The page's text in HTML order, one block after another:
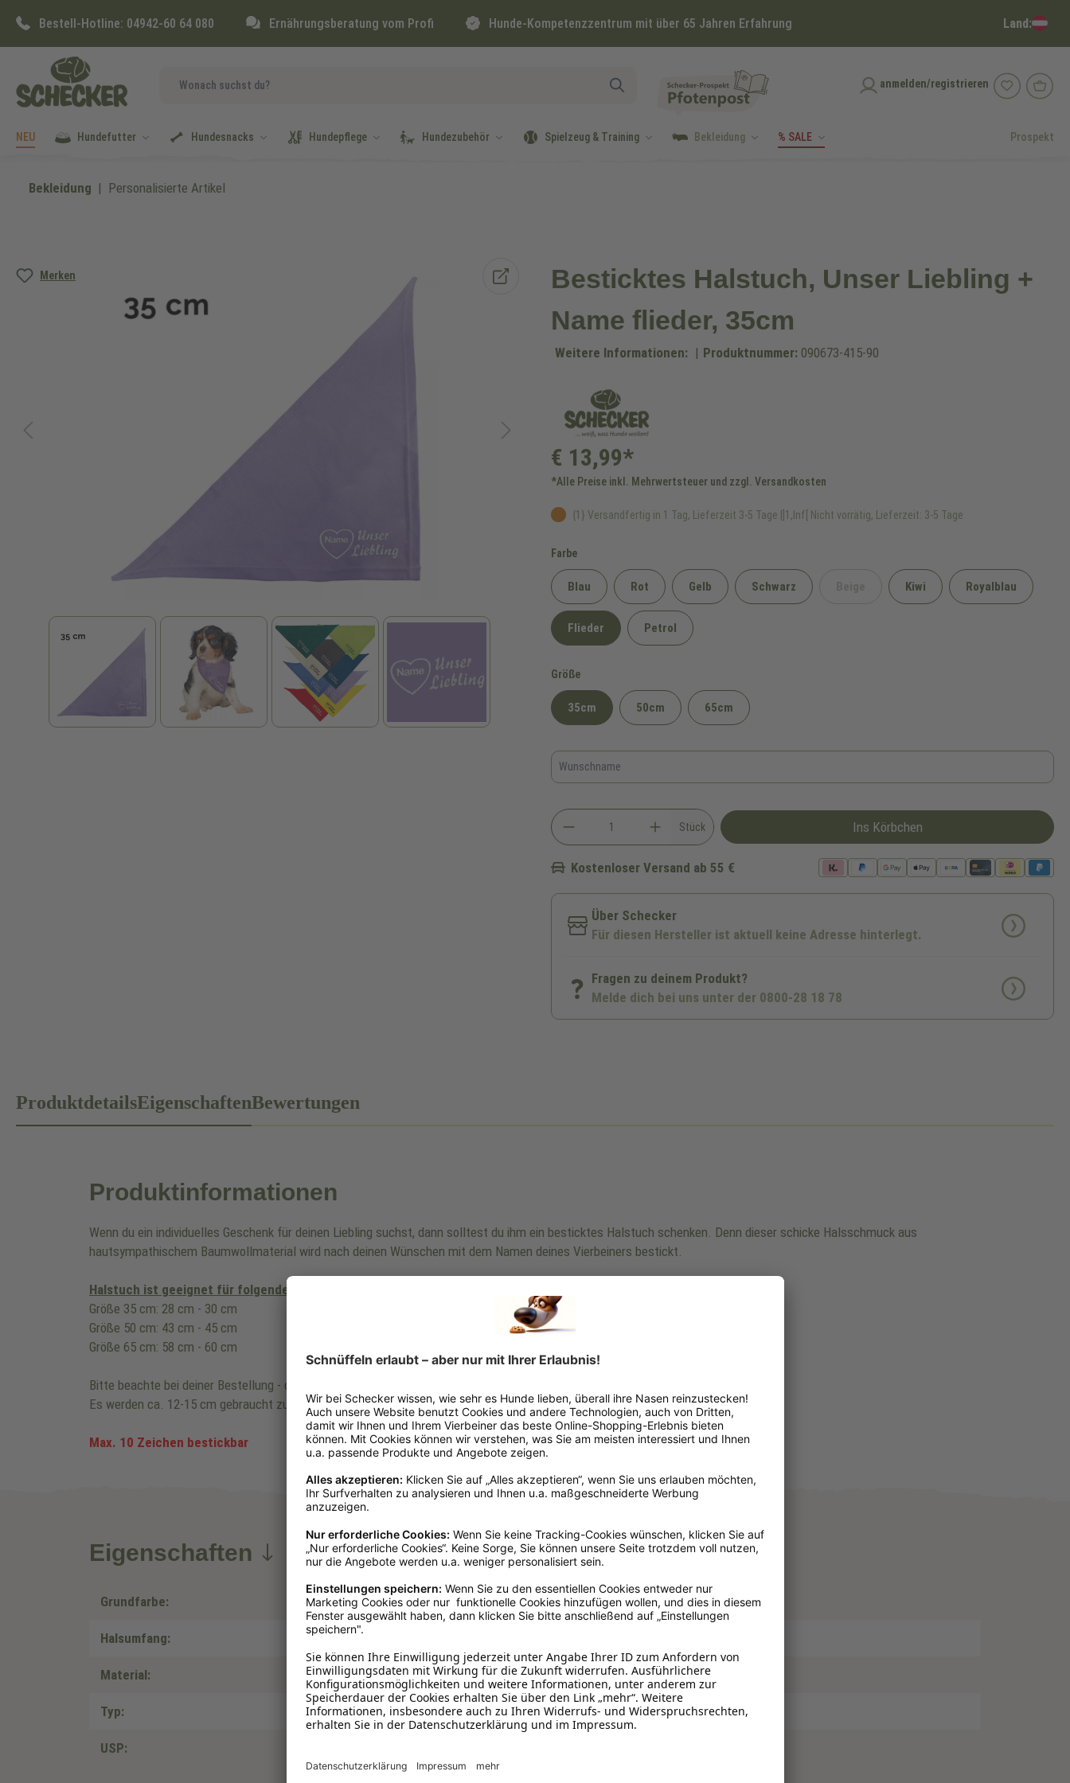
Zur Hauptnavigation springen
Bestell-Hotline: 04942-60 64 080 Ernährungsberatung vom Profi Hunde-Kompetenzzentrum mit über 65 Jahren Erfahrung Land:
anmelden/registrieren
NEU Hundefutter Hundesnacks Hundepflege Hundezubehör Spielzeug & Training Bekleidung % SALE Prospekt
Bekleidung Personalisierte Artikel
Merken
Bildergalerie überspringen
Besticktes Halstuch, Unser Liebling +
Name flieder, 35cm
Weitere Informationen: | Produktnummer: 090673-415-90
€ 13,99*
*Alle Preise inkl. Mehrwertsteuer und zzgl. Versandkosten
{1} Versandfertig in 1 Tag, Lieferzeit 3-5 Tage |]1,Inf[ Nicht vorrätig, Lieferzeit: 3-5 Tage
Farbeauswählen
Blau Rot Gelb Schwarz (Diese Option ist zurzeit nicht verfügbar.)
Kiwi Royalblau
Flieder Petrol
Größeauswählen
35cm 50cm 65cm
Stück Ins Körbchen
Kostenloser Versand ab 55 €
Über Schecker
Für diesen Hersteller ist aktuell keine Adresse hinterlegt.
Fragen zu deinem Produkt?
Melde dich bei uns unter der 0800-28 18 78
ProduktdetailsEigenschaftenBewertungen
Produktinformationen
Wenn du ein individuelles Geschenk für deinen Liebling suchst, dann solltest du ihm ein besticktes Halstuch schenken. Denn dieser schicke Halsschmuck aus
hautsympathischem Baumwollmaterial wird nach deinen Wünschen mit dem Namen deines Vierbeiners bestickt.
Halstuch ist geeignet für folgenden Halsumfang:
Größe 35 cm: 28 cm - 30 cm
Größe 50 cm: 43 cm - 45 cm
Größe 65 cm: 58 cm - 60 cm
Bitte beachte bei deiner Bestellung - die Länge des Halsbandes ist nicht gleich Halsumfang.
Es werden ca. 12-15 cm gebraucht zum zusammenknoten.
Max. 10 Zeichen bestickbar
Eigenschaften
Grundfarbe: Flieder
Halsumfang:
Material: Baumwolle
Typ: Halstücher
USP: